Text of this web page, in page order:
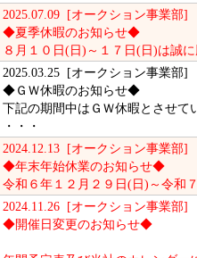
2025.07.09 [オークション事業部]
◆夏季休暇のお知らせ◆
８月１０日(日)～１７日(日)は誠
2025.03.25 [オークション事業部]
◆ＧＷ休暇のお知らせ◆
下記の期間中はＧＷ休暇とさせて
・・・
2024.12.13 [オークション事業部]
◆年末年始休業のお知らせ◆
令和６年１２月２９日(日)～令和
2024.11.26 [オークション事業部]
◆開催日変更のお知らせ◆